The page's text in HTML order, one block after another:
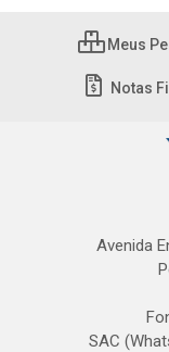
Meus
Notas
Avenida
SAC